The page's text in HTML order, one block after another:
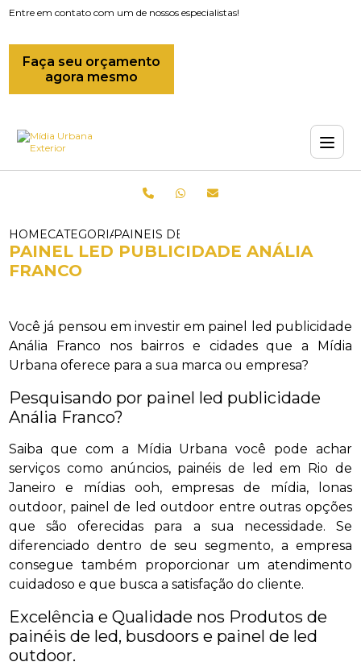
Entre em contato com um de nossos especialistas!
Faça seu orçamento
agora mesmo
HOMECATEGORIASPAINEIS DE LED_PAINEL DE LED
PAINEL LED PUBLICIDADE ANÁLIA
FRANCO
Você já pensou em investir em painel led publicidade
Anália Franco nos bairros e cidades que a Mídia
Urbana oferece para a sua marca ou empresa?
Pesquisando por painel led publicidade
Anália Franco?
Saiba que com a Mídia Urbana você pode achar
serviços como anúncios, painéis de led em Rio de
Janeiro e mídias ooh, empresas de mídia, lonas
outdoor, painel de led outdoor entre outras opções
que são oferecidas para a sua necessidade. Se
diferenciado dentro de seu segmento, a empresa
consegue também proporcionar um atendimento
cuidadoso e que busca a satisfação do cliente.
Excelência e Qualidade nos Produtos de
painéis de led, busdoors e painel de led
outdoor.